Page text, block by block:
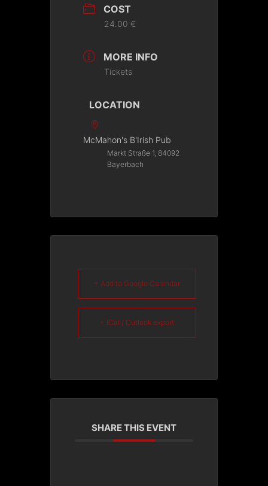
COST
24.00 €
MORE INFO
Tickets
LOCATION
McMahon's B'Irish Pub
Markt Straße 1, 84092
Bayerbach
+ Add to Google Calendar
+ iCal / Outlook export
SHARE THIS EVENT